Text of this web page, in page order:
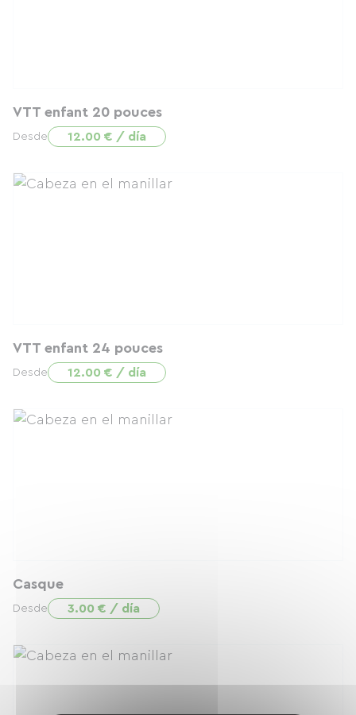
VTT enfant 20 pouces
Desde 12.00 € / día
VTT enfant 24 pouces
Desde 12.00 € / día
Casque
Desde 3.00 € / día